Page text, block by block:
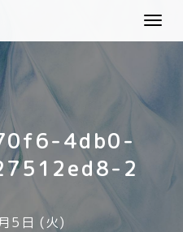
4db0-
2
5日 (火)